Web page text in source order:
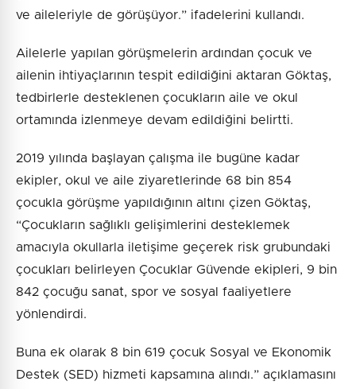
ve aileleriyle de görüşüyor.” ifadelerini kullandı.
Ailelerle yapılan görüşmelerin ardından çocuk ve
ailenin ihtiyaçlarının tespit edildiğini aktaran Göktaş,
tedbirlerle desteklenen çocukların aile ve okul
ortamında izlenmeye devam edildiğini belirtti.
2019 yılında başlayan çalışma ile bugüne kadar
ekipler, okul ve aile ziyaretlerinde 68 bin 854
çocukla görüşme yapıldığının altını çizen Göktaş,
“Çocukların sağlıklı gelişimlerini desteklemek
amacıyla okullarla iletişime geçerek risk grubundaki
çocukları belirleyen Çocuklar Güvende ekipleri, 9 bin
842 çocuğu sanat, spor ve sosyal faaliyetlere
yönlendirdi.
Buna ek olarak 8 bin 619 çocuk Sosyal ve Ekonomik
Destek (SED) hizmeti kapsamına alındı.” açıklamasını